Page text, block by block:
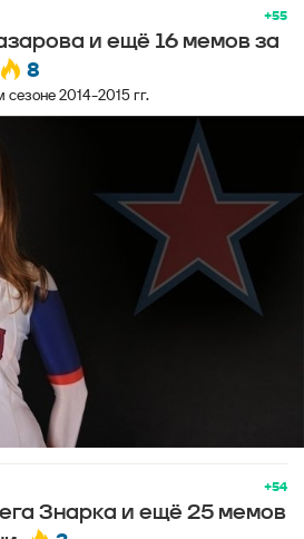
+55
и ещё 16 мемов за
8
2014-2015 гг.
+54
Знарка и ещё 25 мемов